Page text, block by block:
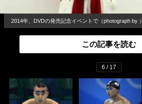
2014年、DVDの発売記念イベントで（photograph by ）
この記事を読む
6 / 17